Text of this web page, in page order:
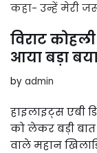
विराट
आया बड़ा
by admin
हाइलाइट्स एबी
को लेकर बड़ी
वाले महान